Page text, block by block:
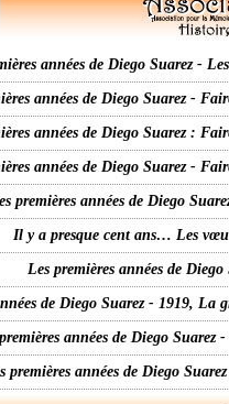
années de Diego Suarez -
années de Diego Suarez -
années de Diego Suarez :
années de Diego Suarez -
premières années de Diego
Il y a presque cent ans… Les
Les premières années de
de Diego Suarez - 1919,
années de Diego
premières années de Diego